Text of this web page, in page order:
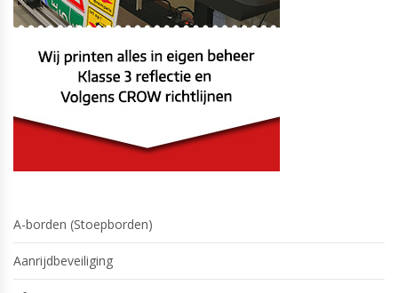
A-borden (Stoepborden)
Aanrijdbeveiliging